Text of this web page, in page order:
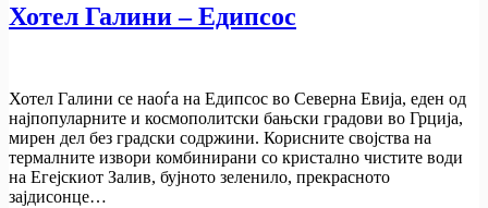
Хотел Галини – Едипсос
Хотел Галини се наоѓа на Едипсос во Северна Евија, еден од
најпопуларните и космополитски бањски градови во Грција,
мирен дел без градски содржини. Корисните својства на
термалните извори комбинирани со кристално чистите води
на Егејскиот Залив, бујното зеленило, прекрасното
зајдисонце…